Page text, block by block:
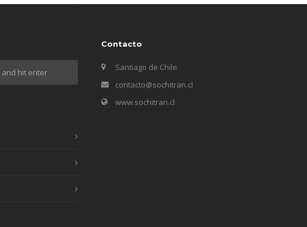
Contacto
Santiago de Chile
contacto@sochitran.cl
www.sochitran.cl